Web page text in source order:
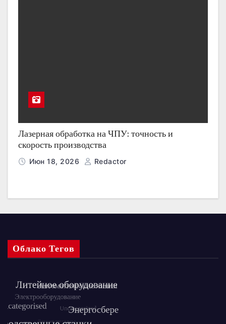
Лазерная обработка на ЧПУ: точность и
скорость производства
Июн 18, 2026 Redactor
Облако Тегов